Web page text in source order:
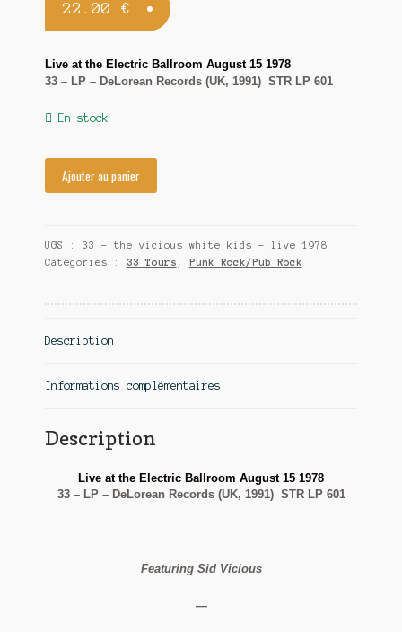
Contact
22.00 €
Live at the Electric Ballroom August 15 1978
33 – LP – DeLorean Records (UK, 1991) STR LP 601
En stock
Ajouter au panier
UGS : 33 - the vicious white kids - live 1978
Catégories : 33 Tours , Punk Rock/Pub Rock
Description
Informations complémentaires
Description
Live at the Electric Ballroom August 15 1978
33 – LP – DeLorean Records (UK, 1991) STR LP 601
Featuring Sid Vicious
—